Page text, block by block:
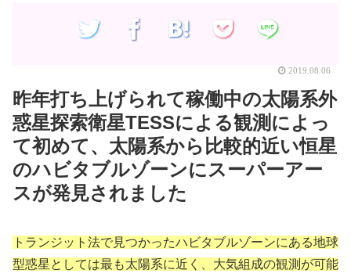
2019.08.06
昨年打ち上げられて稼働中の太陽系外
惑星探索衛星TESSによる観測によっ
て初めて、太陽系から比較的近い恒星
のハビタブルゾーンにスーパーアー
スが発見されました
トランジット法で見つかったハビタブルゾーンにある地球
型惑星としては最も太陽系に近く、大気組成の観測が可能